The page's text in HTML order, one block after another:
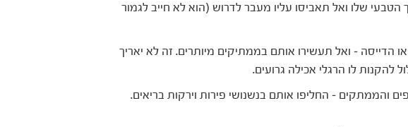
הטבעי שלו ואל תאביסו עליו מעבר לדרוש (הוא לא חייב לגמור
– ואל תעשירו אותם בממתיקים מיותרים. זה לא יאריך
להקנות לו הרגלי אכילה גרועים.
– החליפו אותם בנשנושי פירות וירקות בריאים.